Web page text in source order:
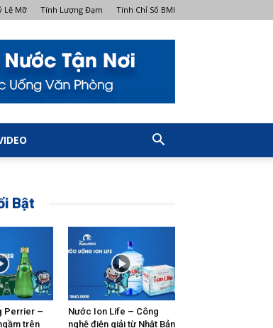
Lệ Mỡ Tính Lượng Đạm Tính Chỉ Số BMI
Bật
Perrier –
trên
Nước Ion Life – Công
nghệ điện giải từ Nhật Bản